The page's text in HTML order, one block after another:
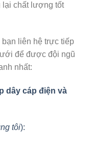
lại chất lượng tốt
liên hệ trực tiếp
để được đội ngũ
nhất:
dây cáp điện và
tôi):